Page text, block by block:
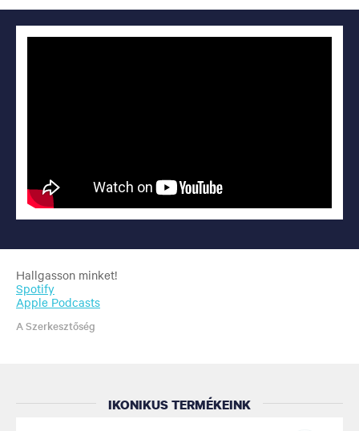
Hallgasson minket!
Spotify
Apple Podcasts
A Szerkesztőség
IKONIKUS TERMÉKEINK